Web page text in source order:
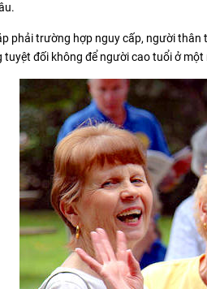
phải trường hợp nguy cấp, người
tuyệt đối không để người cao tuổi ở một